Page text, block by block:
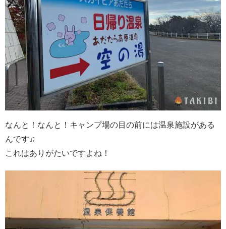
なんと！なんと！キャンプ場の目の前には温泉施設がある
んです♫
これはありがたいですよね！